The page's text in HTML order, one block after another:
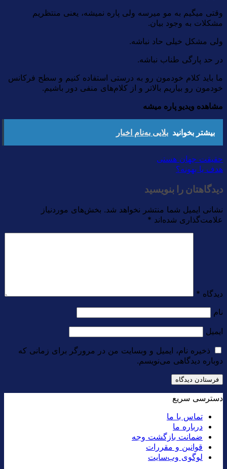
وقتی میگیم به مو میرسه ولی پاره نمیشه، یعنی منتظریم
مشکلات به وجود بیان.
ولی مشکل خیلی حاد نباشه.
در حد پارگی طناب نباشه.
ما باید کلام خودمون رو به درستی استفاده کنیم و سطح فرکانس
خودمون رو بیاریم بالاتر و از کلام‌های منفی دور باشیم.
مشاهده ویدیو پاره میشه
بیشتر بخوانید بلایی به‌نام اخبار
حقیقت جهان هستی
هدف یا بهونه؟
دیدگاهتان را بنویسید
نشانی ایمیل شما منتشر نخواهد شد. بخش‌های موردنیاز
علامت‌گذاری شده‌اند *
دیدگاه *
نام
ایمیل
ذخیره نام، ایمیل و وبسایت من در مرورگر برای زمانی که
دوباره دیدگاهی می‌نویسم.
دسترسی سریع
تماس با ما
درباره ما
ضمانت بازگشت وجه
قوانین و مقررات
لوگوی وب‌سایت